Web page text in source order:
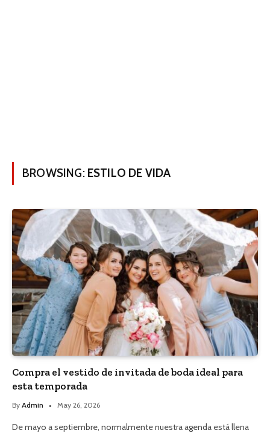
BROWSING: ESTILO DE VIDA
Compra el vestido de invitada de boda ideal para
esta temporada
By Admin May 26, 2026
De mayo a septiembre, normalmente nuestra agenda está llena